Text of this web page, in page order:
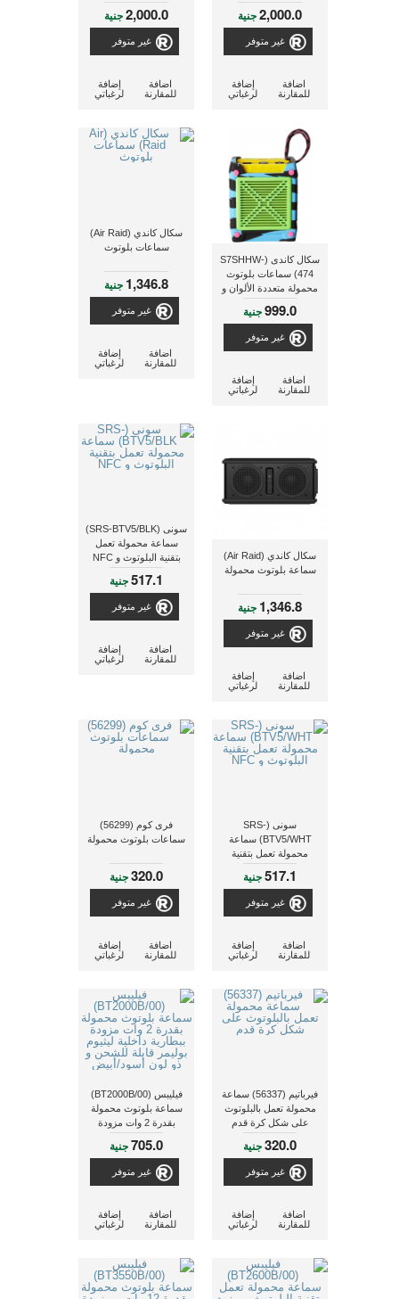
2,000.0جنية
غير متوفر
إضافة
لرغباتي
اضافة
للمقارنة
ليمونى
2,000.0جنية
غير متوفر
إضافة
لرغباتي
اضافة
للمقارنة
سكال كاندى (S7SHHW-
474) سماعات بلوتوث
محمولة متعددة الألوان و
مقاومة للصدمات و الماء
و مزودة بمايكروفون
999.0جنية
غير متوفر
إضافة
لرغباتي
اضافة
للمقارنة
سكال كاندي (Air Raid)
سماعات بلوتوث
1,346.8 جنية
غير متوفر
إضافة
لرغباتي
اضافة
للمقارنة
سكال كاندي (Air Raid)
سماعة بلوتوث محمولة
1,346.8 جنية
غير متوفر
إضافة
لرغباتي
اضافة
للمقارنة
سونى (SRS-BTV5/BLK)
سماعة محمولة تعمل
بتقنية البلوتوث و NFC
517.1جنية
غير متوفر
إضافة
لرغباتي
اضافة
للمقارنة
سونى (SRS-
BTV5/WHT) سماعة
محمولة تعمل بتقنية
البلوتوث و NFC
517.1جنية
غير متوفر
إضافة
لرغباتي
اضافة
للمقارنة
فرى كوم (56299)
سماعات بلوتوث محمولة
320.0جنية
غير متوفر
إضافة
لرغباتي
اضافة
للمقارنة
فيرباتيم (56337) سماعة
محمولة تعمل بالبلوتوث
على شكل كرة قدم
320.0جنية
غير متوفر
إضافة
لرغباتي
اضافة
للمقارنة
فيليبس (BT2000B/00)
سماعة بلوتوث محمولة
بقدرة 2 وات مزودة
ببطارية داخلية ليثيوم
بوليمر قابلة للشحن و ذو
لون أسود/أبيض
705.0جنية
غير متوفر
إضافة
لرغباتي
اضافة
للمقارنة